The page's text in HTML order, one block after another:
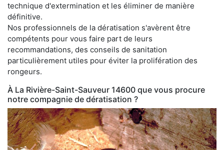
technique d'extermination et les éliminer de manière
définitive.
Nos professionnels de la dératisation s'avèrent être
compétents pour vous faire part de leurs
recommandations, des conseils de sanitation
particulièrement utiles pour éviter la prolifération des
rongeurs.
À La Rivière-Saint-Sauveur 14600 que vous procure
notre compagnie de dératisation ?